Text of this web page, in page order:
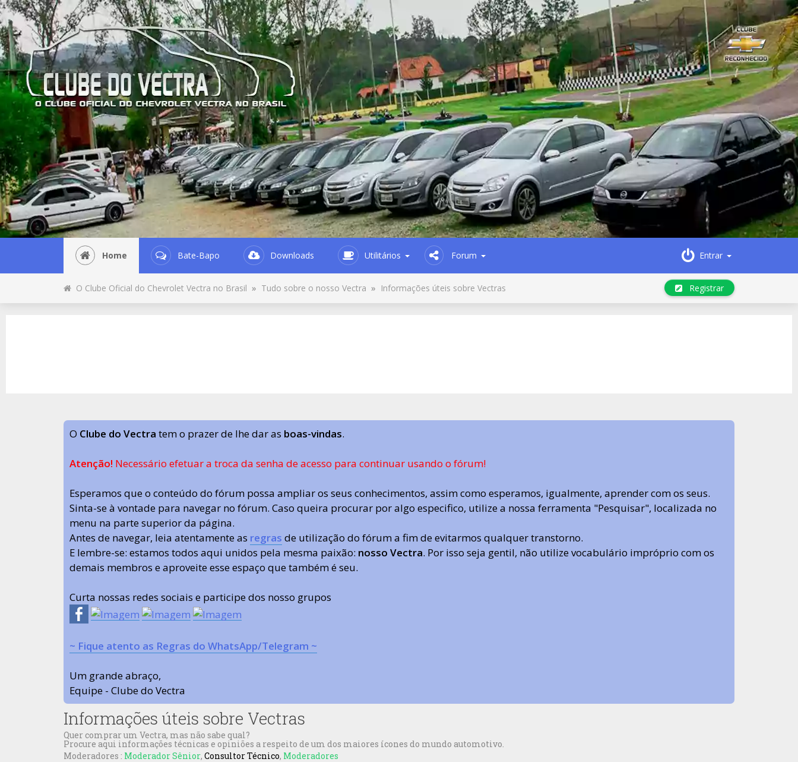
Home Bate-Bapo Downloads Utilitários Forum Entrar
O Clube Oficial do Chevrolet Vectra no Brasil » Tudo sobre o nosso Vectra » Informações úteis sobre Vectras Registrar
O Clube do Vectra tem o prazer de lhe dar as boas-vindas.
Atenção! Necessário efetuar a troca da senha de acesso para continuar usando o fórum!
Esperamos que o conteúdo do fórum possa ampliar os seus conhecimentos, assim como esperamos, igualmente, aprender com os seus.
Sinta-se à vontade para navegar no fórum. Caso queira procurar por algo especifico, utilize a nossa ferramenta "Pesquisar", localizada no
menu na parte superior da página.
Antes de navegar, leia atentamente as regras de utilização do fórum a fim de evitarmos qualquer transtorno.
E lembre-se: estamos todos aqui unidos pela mesma paixão: nosso Vectra. Por isso seja gentil, não utilize vocabulário impróprio com os
demais membros e aproveite esse espaço que também é seu.
Curta nossas redes sociais e participe dos nosso grupos
~ Fique atento as Regras do WhatsApp/Telegram ~
Um grande abraço,
Equipe - Clube do Vectra
Informações úteis sobre Vectras
Quer comprar um Vectra, mas não sabe qual?
Procure aqui informações técnicas e opiniões a respeito de um dos maiores ícones do mundo automotivo.
Moderadores : Moderador Sênior, Consultor Técnico, Moderadores